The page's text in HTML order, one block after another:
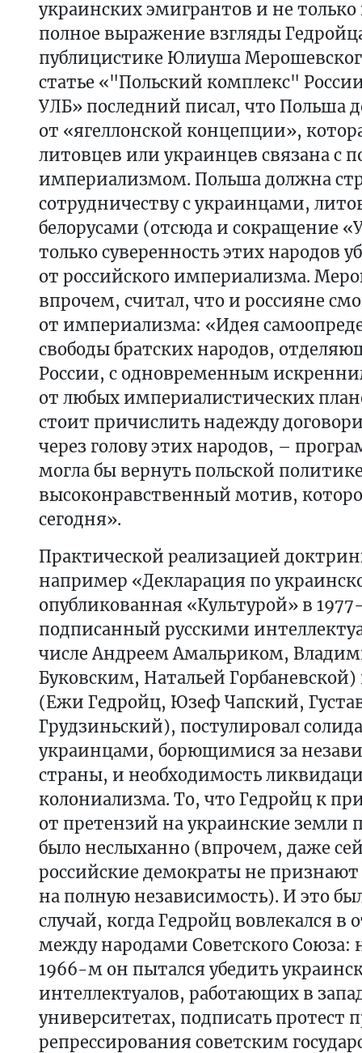
украинских эмигрантов и не только
полное выражение взгляды
публицистике Юлиуша
статье «"Польский комплекс"
УЛБ» последний писал, что Польша
от «ягеллонской концепции»,
литовцев или украинцев связана с
империализмом. Польша должна
сотрудничеству с украинцами,
белорусами (отсюда и сокращение
только суверенность этих народов
от российского империализма.
впрочем, считал, что и россияне
от империализма: «Идея
свободы братских народов,
России, с одновременным
от любых империалистических
стоит причислить надежду
через голову этих народов, –
могла бы вернуть польской
высоконравственный мотив,
сегодня».
Практической реализацией
например «Декларация по
опубликованная «Культурой» в
подписанный русскими
числе Андреем Амальриком,
Буковским, Натальей
(Ежи Гедройц, Юзеф Чапский,
Грудзиньский), постулировал
украинцами, борющимися за
страны, и необходимость
колониализма. То, что Гедройц к
от претензий на украинские земли
было неслыханно (впрочем, даже
российские демократы не
на полную независимость). И это
случай, когда Гедройц вовлекался
между народами Советского Союза:
1966-м он пытался убедить
интеллектуалов, работающих в
университетах, подписать протест
репрессирования советским